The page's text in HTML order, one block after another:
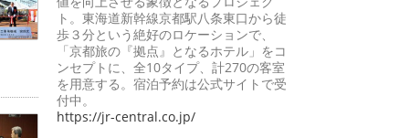
ト。東海道新幹線京都駅八条東口から徒
歩３分という絶好のロケーションで、
「京都旅の『拠点』となるホテル」をコ
ンセプトに、全10タイプ、計270の客室
を用意する。宿泊予約は公式サイトで受
付中。
https://jr-central.co.jp/